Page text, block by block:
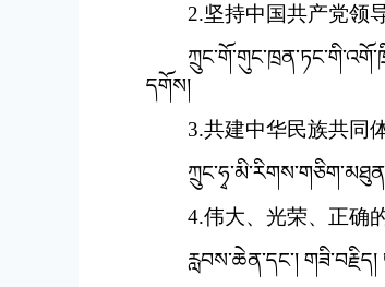
2.坚持中国共产党领
དགོས།
3.共建中华民族共同
4.伟大、光荣、正确
རླབས་ཆེན་དང་།